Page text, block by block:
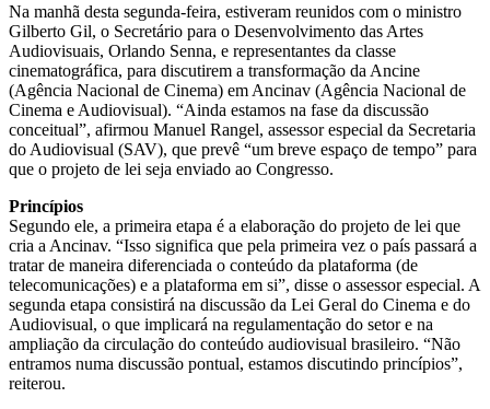
Na manhã desta segunda-feira, estiveram reunidos com o ministro
Gilberto Gil, o Secretário para o Desenvolvimento das Artes
Audiovisuais, Orlando Senna, e representantes da classe
cinematográfica, para discutirem a transformação da Ancine
(Agência Nacional de Cinema) em Ancinav (Agência Nacional de
Cinema e Audiovisual). “Ainda estamos na fase da discussão
conceitual”, afirmou Manuel Rangel, assessor especial da Secretaria
do Audiovisual (SAV), que prevê “um breve espaço de tempo” para
que o projeto de lei seja enviado ao Congresso.
Princípios
Segundo ele, a primeira etapa é a elaboração do projeto de lei que
cria a Ancinav. “Isso significa que pela primeira vez o país passará a
tratar de maneira diferenciada o conteúdo da plataforma (de
telecomunicações) e a plataforma em si”, disse o assessor especial. A
segunda etapa consistirá na discussão da Lei Geral do Cinema e do
Audiovisual, o que implicará na regulamentação do setor e na
ampliação da circulação do conteúdo audiovisual brasileiro. “Não
entramos numa discussão pontual, estamos discutindo princípios”,
reiterou.